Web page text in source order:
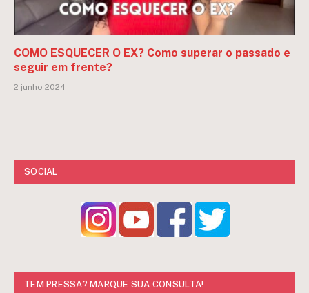
COMO ESQUECER O EX? Como superar o passado e
seguir em frente?
2 junho 2024
SOCIAL
TEM PRESSA? MARQUE SUA CONSULTA!